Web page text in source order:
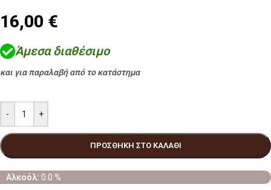
16,00 €
Άμεσα διαθέσιμο
και για παραλαβή από το κατάστημα
- +
ΠΡΟΣΘΉΚΗ ΣΤΟ ΚΑΛΆΘΙ
Αλκοόλ: 0.0 %